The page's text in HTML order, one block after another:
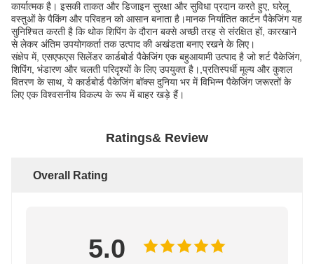
कार्यात्मक है। इसकी ताकत और डिजाइन सुरक्षा और सुविधा प्रदान करते हुए, घरेलू
वस्तुओं के पैकिंग और परिवहन को आसान बनाता है।मानक निर्यातित कार्टन पैकेजिंग यह
सुनिश्चित करती है कि थोक शिपिंग के दौरान बक्से अच्छी तरह से संरक्षित हों, कारखाने
से लेकर अंतिम उपयोगकर्ता तक उत्पाद की अखंडता बनाए रखने के लिए।
संक्षेप में, एसएफएस सिलेंडर कार्डबोर्ड पैकेजिंग एक बहुआयामी उत्पाद है जो शर्ट पैकेजिंग,
शिपिंग, भंडारण और चलती परिदृश्यों के लिए उपयुक्त है।,प्रतिस्पर्धी मूल्य और कुशल
वितरण के साथ, ये कार्डबोर्ड पैकेजिंग बॉक्स दुनिया भर में विभिन्न पैकेजिंग जरूरतों के
लिए एक विश्वसनीय विकल्प के रूप में बाहर खड़े हैं।
Ratings& Review
Overall Rating
5.0